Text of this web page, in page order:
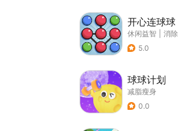
开心连球球
休闲益智
消除
5.0
球球计划
减脂瘦身
0.0